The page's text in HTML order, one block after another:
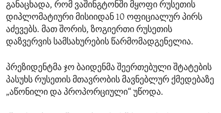
განაცხადა, რომ ვაშინგტონში მყოფი რუსეთის
დიპლომატიური მისიიდან 10 ოფიციალურ პირს
აძევებს. მათ შორის, ზოგიერთი რუსეთის
დაზვერვის სამსახურების წარმომადგენელია.
პრეზიდენტმა ჯო ბაიდენმა შეერთებული შტატების
პასუხს რუსეთის მთავრობის მავნებლურ ქმედებაზე
„აწონილი და პროპორციული“ უწოდა.